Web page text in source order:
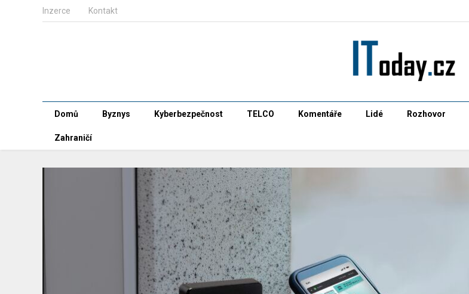
Inzerce Kontakt
Domů Byznys Kyberbezpečnost TELCO Komentáře Lidé Rozhovor
Zahraničí